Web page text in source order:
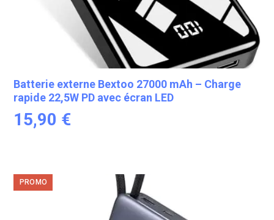
Batterie externe Bextoo 27000 mAh – Charge
rapide 22,5W PD avec écran LED
15,90 €
PROMO